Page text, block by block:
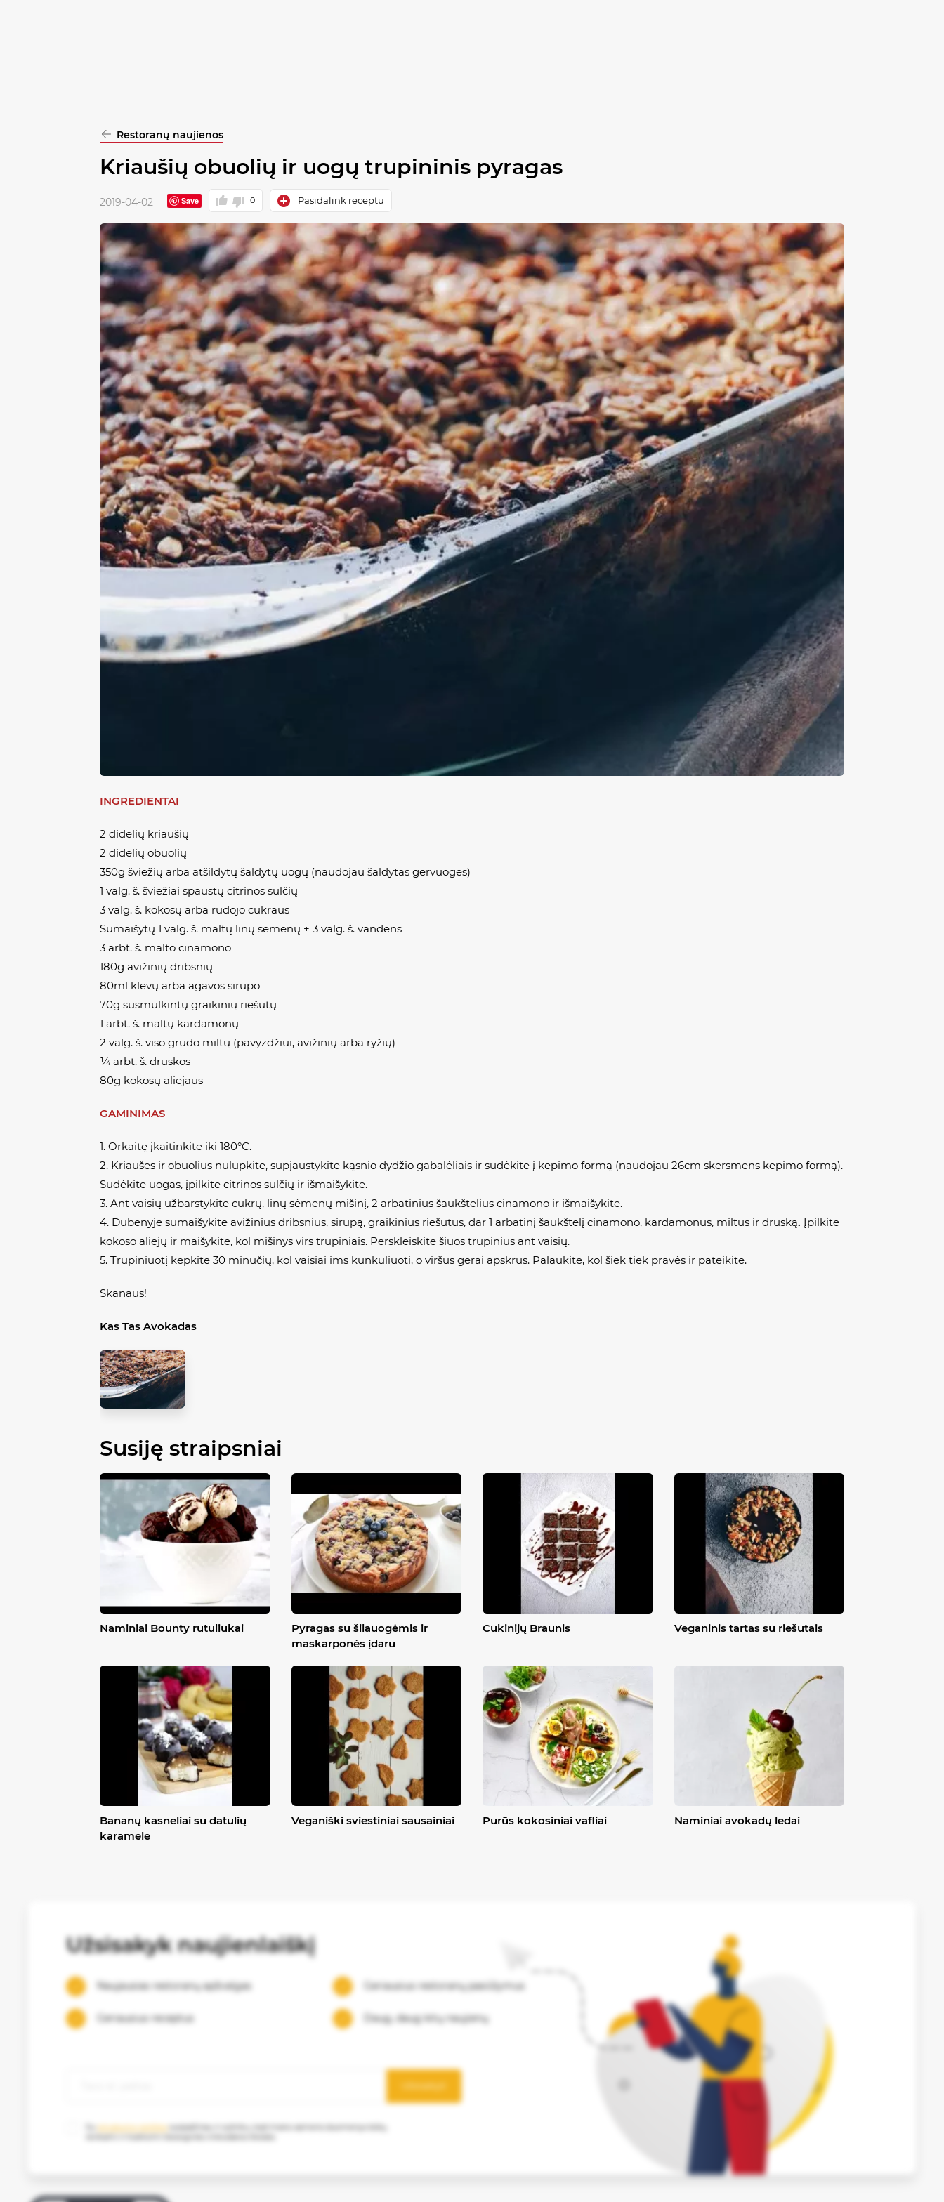
Restoranų naujienos
Kriaušių obuolių ir uogų trupininis pyragas
2019-04-02 Save 0 Pasidalink receptu
INGREDIENTAI
2 didelių kriaušių
2 didelių obuolių
350g šviežių arba atšildytų šaldytų uogų (naudojau šaldytas gervuoges)
1 valg. š. šviežiai spaustų citrinos sulčių
3 valg. š. kokosų arba rudojo cukraus
Sumaišytų 1 valg. š. maltų linų sėmenų + 3 valg. š. vandens
3 arbt. š. malto cinamono
180g avižinių dribsnių
80ml klevų arba agavos sirupo
70g susmulkintų graikinių riešutų
1 arbt. š. maltų kardamonų
2 valg. š. viso grūdo miltų (pavyzdžiui, avižinių arba ryžių)
¼ arbt. š. druskos
80g kokosų aliejaus
GAMINIMAS
1. Orkaitę įkaitinkite iki 180°C.
2. Kriaušes ir obuolius nulupkite, supjaustykite kąsnio dydžio gabalėliais ir sudėkite į kepimo formą (naudojau 26cm skersmens kepimo formą).
Sudėkite uogas, įpilkite citrinos sulčių ir išmaišykite.
3. Ant vaisių užbarstykite cukrų, linų sėmenų mišinį, 2 arbatinius šaukštelius cinamono ir išmaišykite.
4. Dubenyje sumaišykite avižinius dribsnius, sirupą, graikinius riešutus, dar 1 arbatinį šaukštelį cinamono, kardamonus, miltus ir druską. Įpilkite
kokoso aliejų ir maišykite, kol mišinys virs trupiniais. Perskleiskite šiuos trupinius ant vaisių.
5. Trupiniuotį kepkite 30 minučių, kol vaisiai ims kunkuliuoti, o viršus gerai apskrus. Palaukite, kol šiek tiek pravės ir pateikite.
Skanaus!
Kas Tas Avokadas
Susiję straipsniai
Naminiai Bounty rutuliukai
Pyragas su šilauogėmis ir
maskarponės įdaru
Cukinijų Braunis Veganinis tartas su riešutais
Bananų kasneliai su datulių
karamele
Veganiški sviestiniai sausainiai Purūs kokosiniai vafliai Naminiai avokadų ledai
Užsisakyk naujienlaiškį
Naujausias restoranų apžvalgas Geriausius restoranų pasiūlymus
Geriausius receptus Daug, daug kitų naujienų
Užsisakyti
Suprivatumo politikasusipažinau ir sutinku, kad mano asmens duomenys būtų
renkami ir tvarkomi tiesioginės rinkodaros tikslais.